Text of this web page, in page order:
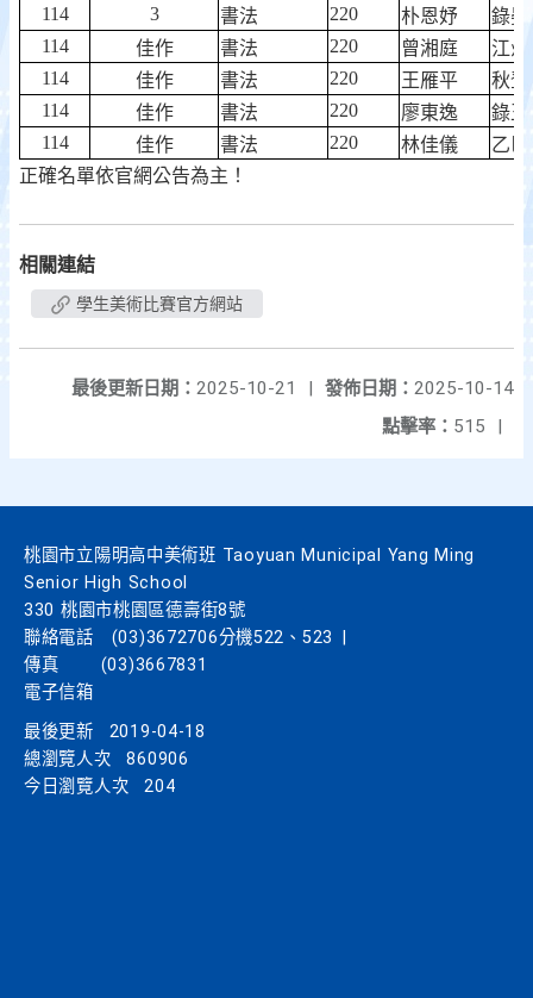
114
3 書法 220 朴恩妤
錄
114
佳作 書法 220 曾湘庭
江
114
佳作 書法 220 王雁平
秋
114
佳作 書法 220 廖東逸
錄
114
佳作 書法 220 林佳儀 乙
正確名單依官網公告為主！
相關連結
學生美術比賽官方網站
發佈日期： 2025-10-14
最後更新日期： 2025-10-21
|
點擊率： 515 |
桃園市立陽明高中美術班 Taoyuan Municipal Yang Ming
Senior High School
330 桃園市桃園區德壽街8號
聯絡電話
(03)3672706分機522、523
傳真
(03)3667831
電子信箱
最後更新
2019-04-18
總瀏覽人次
860906
今日瀏覽人次
204